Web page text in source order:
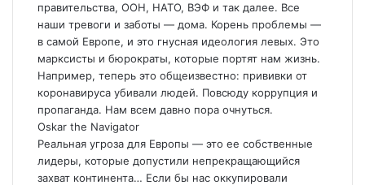
правительства, ООН, НАТО, ВЭФ и так далее. Все
наши тревоги и заботы — дома. Корень проблемы —
в самой Европе, и это гнусная идеология левых. Это
марксисты и бюрократы, которые портят нам жизнь.
Например, теперь это общеизвестно: прививки от
коронавируса убивали людей. Повсюду коррупция и
пропаганда. Нам всем давно пора очнуться.
Oskar the Navigator
Реальная угроза для Европы — это ее собственные
лидеры, которые допустили непрекращающийся
захват континента… Если бы нас оккупировали